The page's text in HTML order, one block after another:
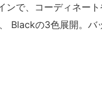
で、コーディネー
Blackの3色展開。